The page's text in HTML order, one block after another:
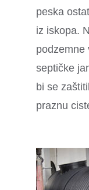
peska
iz iskopa.
podzemne
septičke
bi se
praznu